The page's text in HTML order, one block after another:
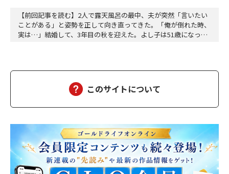
【前回記事を読む】2人で露天風呂の最中、夫が突然「言いたい
ことがある」と姿勢を正して向き直ってきた。「俺が倒れた時、
実は…」結婚して、3年目の秋を迎えた。よし子は51歳になっ
ん、幸せになった）夫の雅彦は、相変わらず口数は多くな…
このサイトについて